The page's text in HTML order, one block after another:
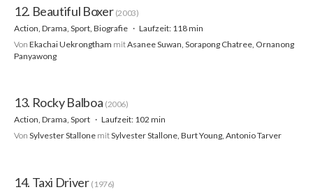
12. Beautiful Boxer (2003)
Action, Drama, Sport, Biografie
Laufzeit: 118 min
Von Ekachai Uekrongtham mitAsanee Suwan, Sorapong Chatree, Ornanong
Panyawong
13. Rocky Balboa (2006)
Action, Drama, Sport
Laufzeit: 102 min
Von Sylvester Stallone mitSylvester Stallone, Burt Young, Antonio Tarver
14. Taxi Driver (1976)